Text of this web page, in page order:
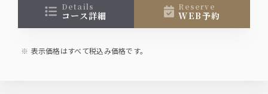
details
コース詳細
reserve
WEB予約
表示価格はすべて税込み価格です。